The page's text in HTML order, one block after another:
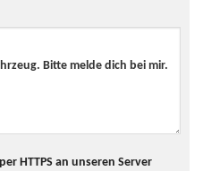
HTTPS an unseren Server